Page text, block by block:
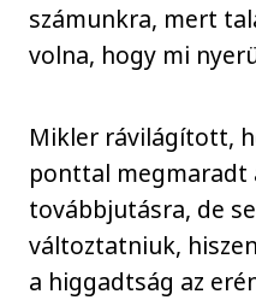
számunkra, mert
volna, hogy mi
Mikler rávilágított,
ponttal megmaradt
továbbjutásra, de
változtatniuk,
a higgadtság az